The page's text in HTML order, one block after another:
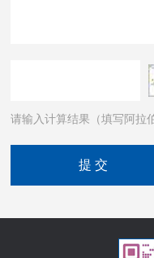
请输入计算结果（填写阿拉